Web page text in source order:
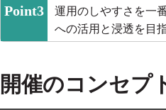
Point3
運用のしやすさを一
への活用と浸透を目
開催のコンセプ